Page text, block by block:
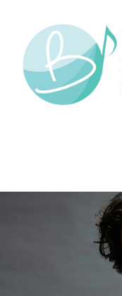
content